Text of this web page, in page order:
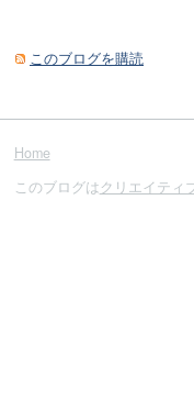
このブログを購読
Home
このブログはクリエイティ